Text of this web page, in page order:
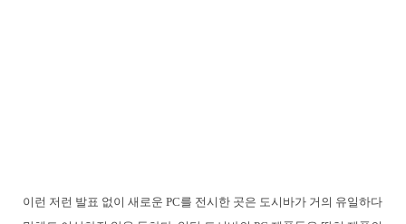
이런 저런 발표 없이 새로운 PC를 전시한 곳은 도시바가 거의 유일하다